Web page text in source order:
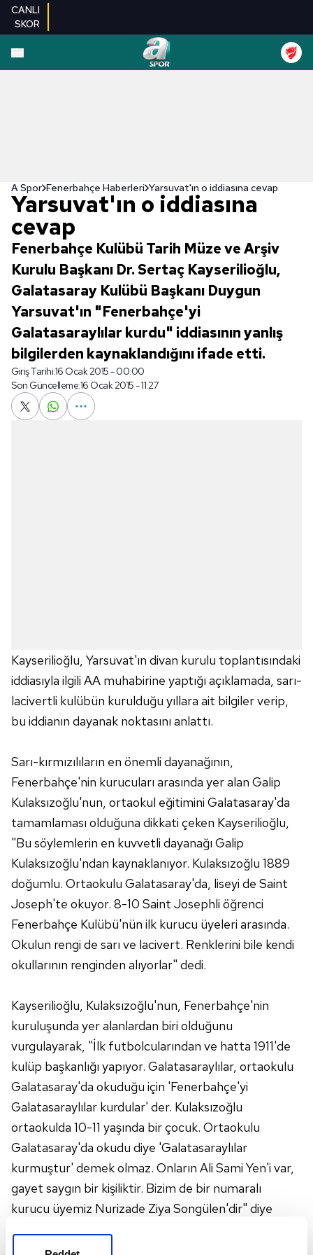
CANLI
SKOR
A Spor Fenerbahçe Haberleri Yarsuvat'ın o iddiasına cevap
Yarsuvat'ın o iddiasına
cevap
Fenerbahçe Kulübü Tarih Müze ve Arşiv
Kurulu Başkanı Dr. Sertaç Kayserilioğlu,
Galatasaray Kulübü Başkanı Duygun
Yarsuvat'ın "Fenerbahçe'yi
Galatasaraylılar kurdu" iddiasının yanlış
bilgilerden kaynaklandığını ifade etti.
Giriş Tarihi:16 Ocak 2015 - 00:00
Son Güncelleme:16 Ocak 2015 - 11:27
Kayserilioğlu, Yarsuvat'ın divan kurulu toplantısındaki
iddiasıyla ilgili AA muhabirine yaptığı açıklamada, sarı-
lacivertli kulübün kurulduğu yıllara ait bilgiler verip,
bu iddianın dayanak noktasını anlattı.
Sarı-kırmızılıların en önemli dayanağının,
Fenerbahçe'nin kurucuları arasında yer alan Galip
Kulaksızoğlu'nun, ortaokul eğitimini Galatasaray'da
tamamlaması olduğuna dikkati çeken Kayserilioğlu,
"Bu söylemlerin en kuvvetli dayanağı Galip
Kulaksızoğlu'ndan kaynaklanıyor. Kulaksızoğlu 1889
doğumlu. Ortaokulu Galatasaray'da, liseyi de Saint
Joseph'te okuyor. 8-10 Saint Josephli öğrenci
Fenerbahçe Kulübü'nün ilk kurucu üyeleri arasında.
Okulun rengi de sarı ve lacivert. Renklerini bile kendi
okullarının renginden alıyorlar" dedi.
Kayserilioğlu, Kulaksızoğlu'nun, Fenerbahçe'nin
kuruluşunda yer alanlardan biri olduğunu
vurgulayarak, "İlk futbolcularından ve hatta 1911'de
kulüp başkanlığı yapıyor. Galatasaraylılar, ortaokulu
Galatasaray'da okuduğu için 'Fenerbahçe'yi
Galatasaraylılar kurdular' der. Kulaksızoğlu
ortaokulda 10-11 yaşında bir çocuk. Ortaokulu
Galatasaray'da okudu diye 'Galatasaraylılar
kurmuştur' demek olmaz. Onların Ali Sami Yen'i var,
gayet saygın bir kişiliktir. Bizim de bir numaralı
kurucu üyemiz Nurizade Ziya Songülen'dir" diye